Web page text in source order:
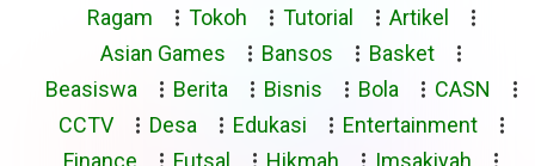
Ragam
Tokoh Tutorial
Artikel
Asian Games
Bansos
Basket
Beasiswa
Berita Bisnis Bola
CASN
CCTV
Desa Edukasi
Entertainment
Finance
Futsal Hikmah
Imsakiyah